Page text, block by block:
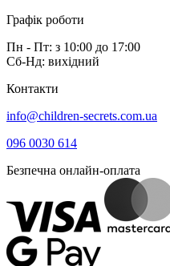
Графік роботи
Пн - Пт: з 10:00 до 17:00
Сб-Нд: вихідний
Контакти
info@children-secrets.com.ua
096 0030 614
Безпечна онлайн-оплата